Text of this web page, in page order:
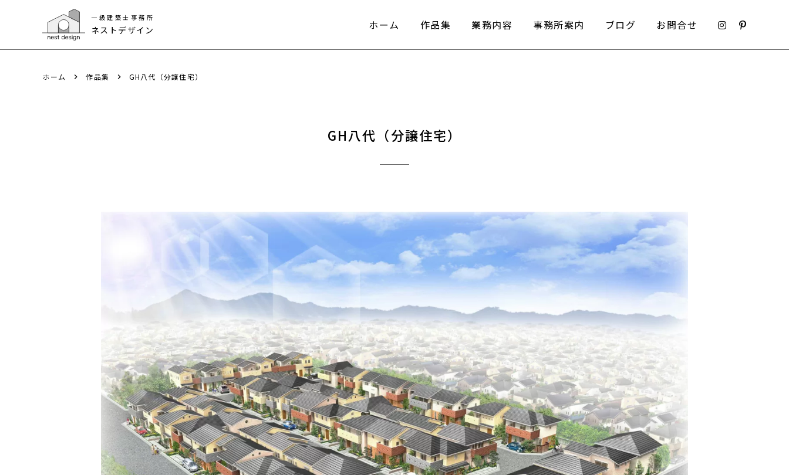
一級建築士事務所
ネストデザイン ホーム 作品集 業務内容 事務所案内 ブログ お問合せ
一級建築士事務所
ネストデザイン ホーム 作品集 業務内容 事務所案内 ブログ お問合せ
ホーム 作品集 GH八代（分譲住宅）
GH八代（分譲住宅）